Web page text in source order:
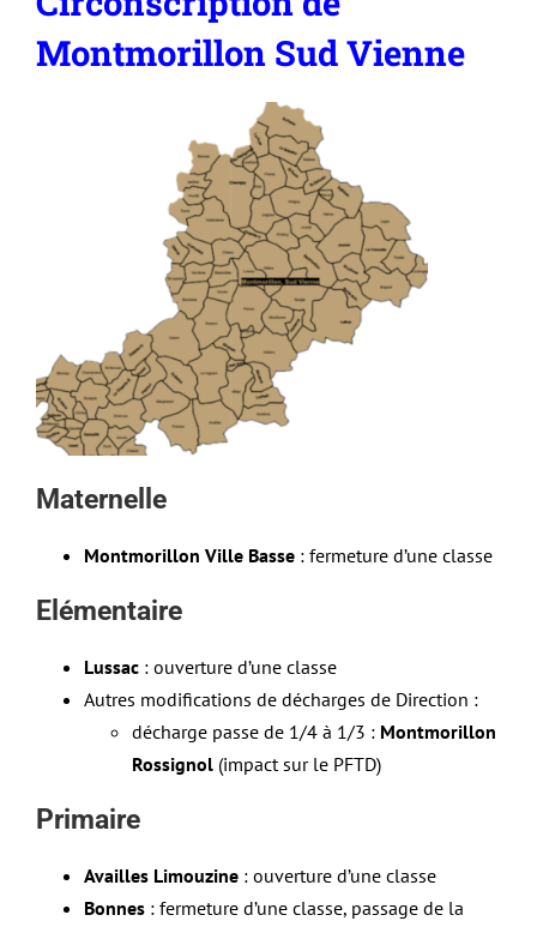
Montmorillon Sud Vienne
Maternelle
Montmorillon Ville Basse : fermeture d’une classe
Elémentaire
Lussac : ouverture d’une classe
Autres modifications de décharges de Direction :
décharge passe de 1/4 à 1/3 : Montmorillon
Rossignol (impact sur le PFTD)
Primaire
Availles Limouzine : ouverture d’une classe
Bonnes : fermeture d’une classe, passage de la